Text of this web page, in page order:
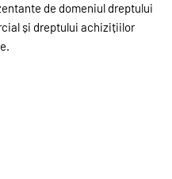
de domeniul dreptului
și dreptului achizițiilor